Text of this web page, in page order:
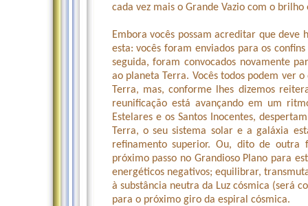
cada vez mais o Grande Vazio com o brilho
Embora vocês possam acreditar que deve
esta: vocês foram enviados para os
seguida, foram convocados novamente
ao planeta Terra. Vocês todos podem ver
Terra, mas, conforme lhes dizemos
reunificação está avançando em um
Estelares e os Santos Inocentes,
Terra, o seu sistema solar e a galáxia
refinamento superior. Ou, dito de
próximo passo no Grandioso Plano para
energéticos negativos; equilibrar,
à substância neutra da Luz cósmica (será
para o próximo giro da espiral cósmica.